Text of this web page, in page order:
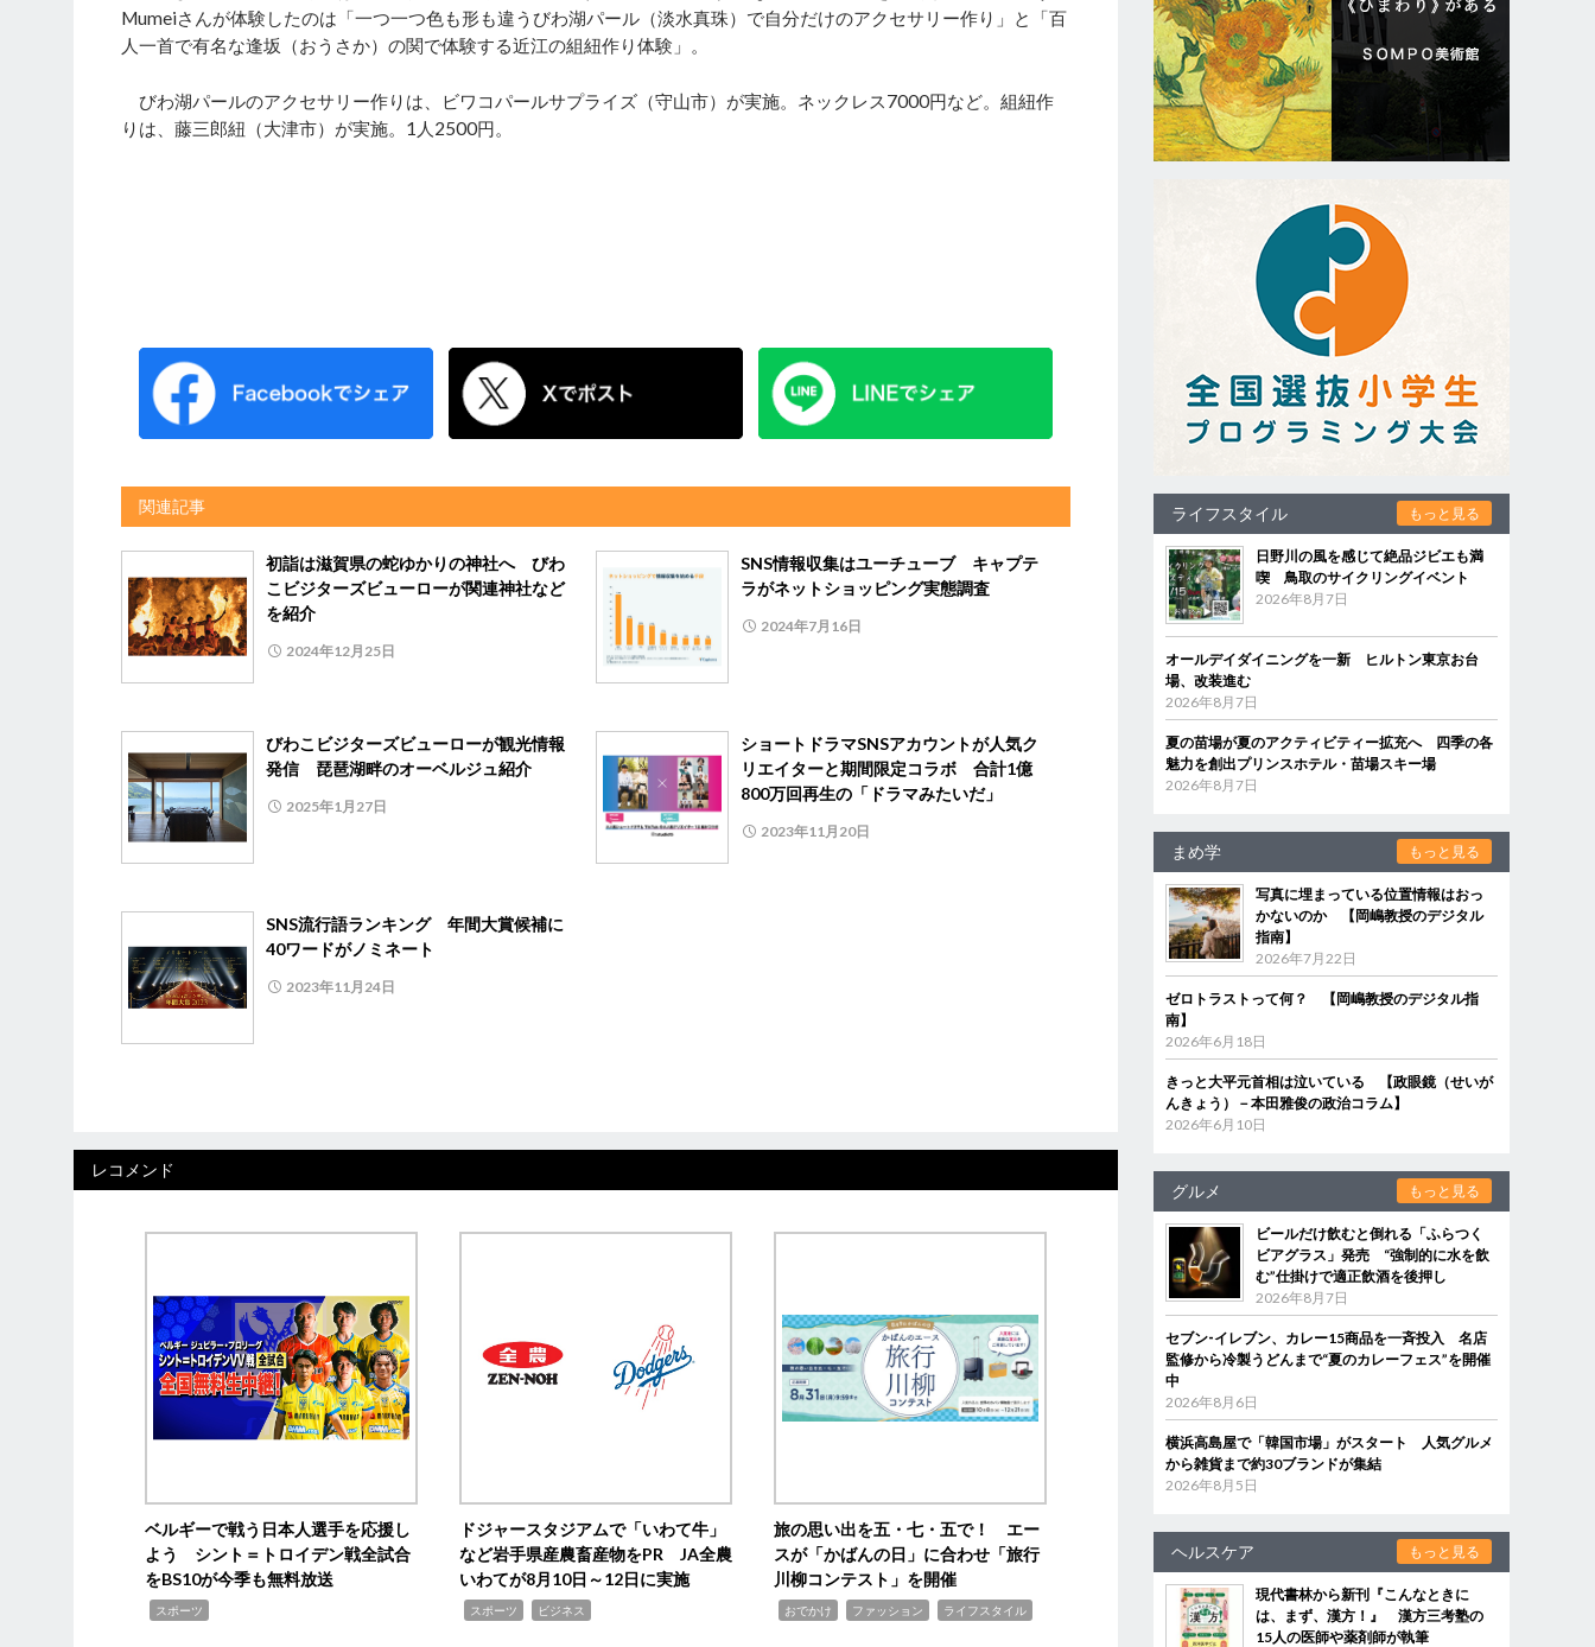
Mumeiさんが体験したのは「一つ一つ色も形も違うびわ湖パール（淡水真珠）で自分だけのアクセサリー作り」と「百
人一首で有名な逢坂（おうさか）の関で体験する近江の組紐作り体験」。
びわ湖パールのアクセサリー作りは、ビワコパールサプライズ（守山市）が実施。ネックレス7000円など。組紐作
りは、藤三郎紐（大津市）が実施。1人2500円。
関連記事
初詣は滋賀県の蛇ゆかりの神社へ びわ
こビジターズビューローが関連神社など
を紹介
2024年12月25日
SNS情報収集はユーチューブ キャプテ
ラがネットショッピング実態調査
2024年7月16日
びわこビジターズビューローが観光情報
発信 琵琶湖畔のオーベルジュ紹介
2025年1月27日
ショートドラマSNSアカウントが人気ク
リエイターと期間限定コラボ 合計1億
800万回再生の「ドラマみたいだ」
2023年11月20日
SNS流行語ランキング 年間大賞候補に
40ワードがノミネート
2023年11月24日
レコメンド
ベルギーで戦う日本人選手を応援し
よう シント＝トロイデン戦全試合
をBS10が今季も無料放送
スポーツ
ドジャースタジアムで「いわて牛」
など岩手県産農畜産物をPR JA全農
いわてが8月10日～12日に実施
スポーツ ビジネス
旅の思い出を五・七・五で！ エー
スが「かばんの日」に合わせ「旅行
川柳コンテスト」を開催
おでかけ ファッション ライフスタイル
ライフスタイル もっと見る
日野川の風を感じて絶品ジビエも満
喫 鳥取のサイクリングイベント
2026年8月7日
オールデイダイニングを一新 ヒルトン東京お台
場、改装進む
2026年8月7日
夏の苗場が夏のアクティビティー拡充へ 四季の各
魅力を創出プリンスホテル・苗場スキー場
2026年8月7日
まめ学 もっと見る
写真に埋まっている位置情報はおっ
かないのか 【岡嶋教授のデジタル
指南】
2026年7月22日
ゼロトラストって何？ 【岡嶋教授のデジタル指
南】
2026年6月18日
きっと大平元首相は泣いている 【政眼鏡（せいが
んきょう）－本田雅俊の政治コラム】
2026年6月10日
グルメ もっと見る
ビールだけ飲むと倒れる「ふらつく
ビアグラス」発売 “強制的に水を飲
む”仕掛けで適正飲酒を後押し
2026年8月7日
セブン‐イレブン、カレー15商品を一斉投入 名店
監修から冷製うどんまで“夏のカレーフェス”を開催
中
2026年8月6日
横浜高島屋で「韓国市場」がスタート 人気グルメ
から雑貨まで約30ブランドが集結
2026年8月5日
ヘルスケア もっと見る
現代書林から新刊『こんなときに
は、まず、漢方！』 漢方三考塾の
15人の医師や薬剤師が執筆